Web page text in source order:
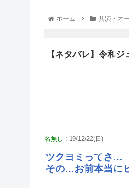
ホーム 共演・オ
【ネタバレ】令和
名無し : 19/12/22(日)
ツクヨミってさ…
その…お前本当に